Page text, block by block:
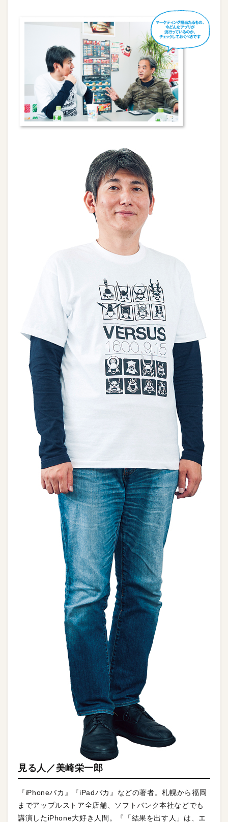
見る人／美崎栄一郎
『iPhoneバカ』『iPadバカ』などの著者。札幌から福岡
までアップルストア全店舗、ソフトバンク本社などでも
講演したiPhone大好き人間。『「結果を出す人」は、エ